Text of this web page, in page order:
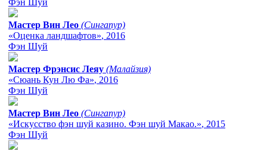
Мастер Вин Лео (Сингапур)
«Оценка ландшафтов», 2016
Фэн Шуй
Мастер Фрэнсис Леяу (Малайзия)
«Сюань Кун Лю Фа», 2016
Фэн Шуй
Мастер Вин Лео (Сингапур)
«Искусство фэн шуй казино. Фэн шуй Макао.», 2015
Фэн Шуй